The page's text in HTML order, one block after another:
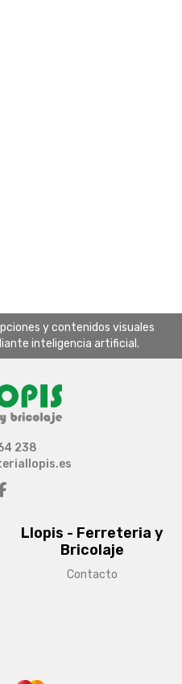
y contenidos visuales
inteligencia artificial.
Llopis - Ferreteria y
Bricolaje
Contacto
238